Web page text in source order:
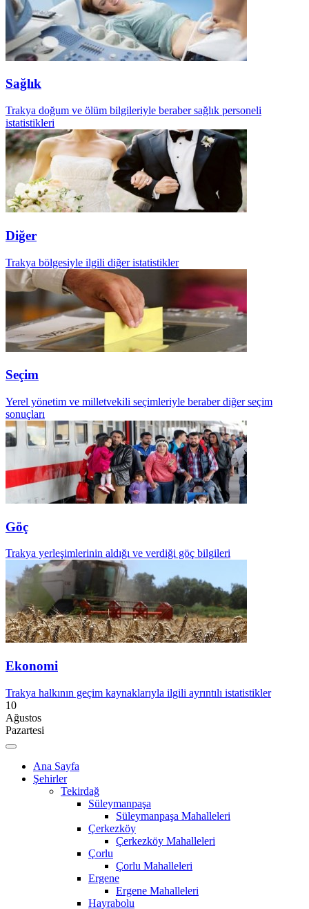
Sağlık
Trakya doğum ve ölüm bilgileriyle beraber sağlık personeli
istatistikleri
Diğer
Trakya bölgesiyle ilgili diğer istatistikler
Seçim
Yerel yönetim ve milletvekili seçimleriyle beraber diğer seçim
sonuçları
Göç
Trakya yerleşimlerinin aldığı ve verdiği göç bilgileri
Ekonomi
Trakya halkının geçim kaynaklarıyla ilgili ayrıntılı istatistikler
10
Ağustos
Pazartesi
Ana Sayfa
Şehirler
Tekirdağ
Süleymanpaşa
Süleymanpaşa Mahalleleri
Çerkezköy
Çerkezköy Mahalleleri
Çorlu
Çorlu Mahalleleri
Ergene
Ergene Mahalleleri
Hayrabolu